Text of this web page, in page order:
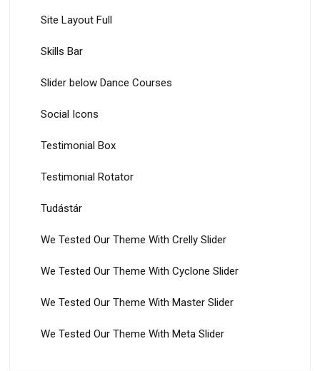
Site Layout Full
Skills Bar
Slider below Dance Courses
Social Icons
Testimonial Box
Testimonial Rotator
Tudástár
We Tested Our Theme With Crelly Slider
We Tested Our Theme With Cyclone Slider
We Tested Our Theme With Master Slider
We Tested Our Theme With Meta Slider